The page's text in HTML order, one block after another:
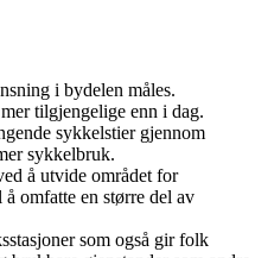
i bydelen måles.
tilgjengelige enn i dag.
sykkelstier gjennom
sykkelbruk.
å utvide området for
omfatte en større del av
som også gir folk